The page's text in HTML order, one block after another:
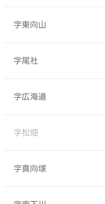
字東向山
字尾社
字広海道
字松畑
字真向塚